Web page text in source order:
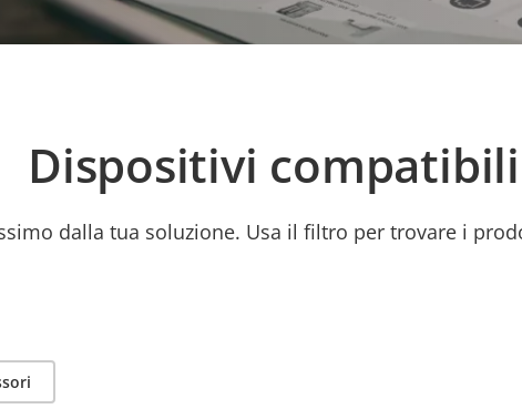
Dispositivi compatibili
dalla tua soluzione. Usa il filtro per trovare i